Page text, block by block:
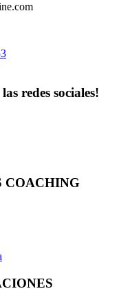
redes sociales!
COACHING